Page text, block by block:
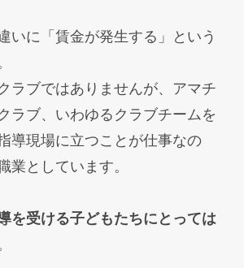
いに「賃金が発生する」という
ラブではありませんが、アマチ
ラブ、いわゆるクラブチームを
導現場に立つことが仕事なの
業としています。
を受ける子どもたちにとっては